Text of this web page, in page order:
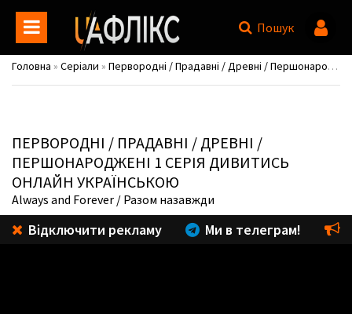
Пошук
Головна » Серіали » Первородні / Прадавні / Древні / Першонароджені / The Originals
ПЕРВОРОДНІ / ПРАДАВНІ / ДРЕВНІ /
ПЕРШОНАРОДЖЕНІ 1 СЕРІЯ ДИВИТИСЬ
ОНЛАЙН УКРАЇНСЬКОЮ
Always and Forever / Разом назавжди
Відключити рекламу Ми в телеграм!